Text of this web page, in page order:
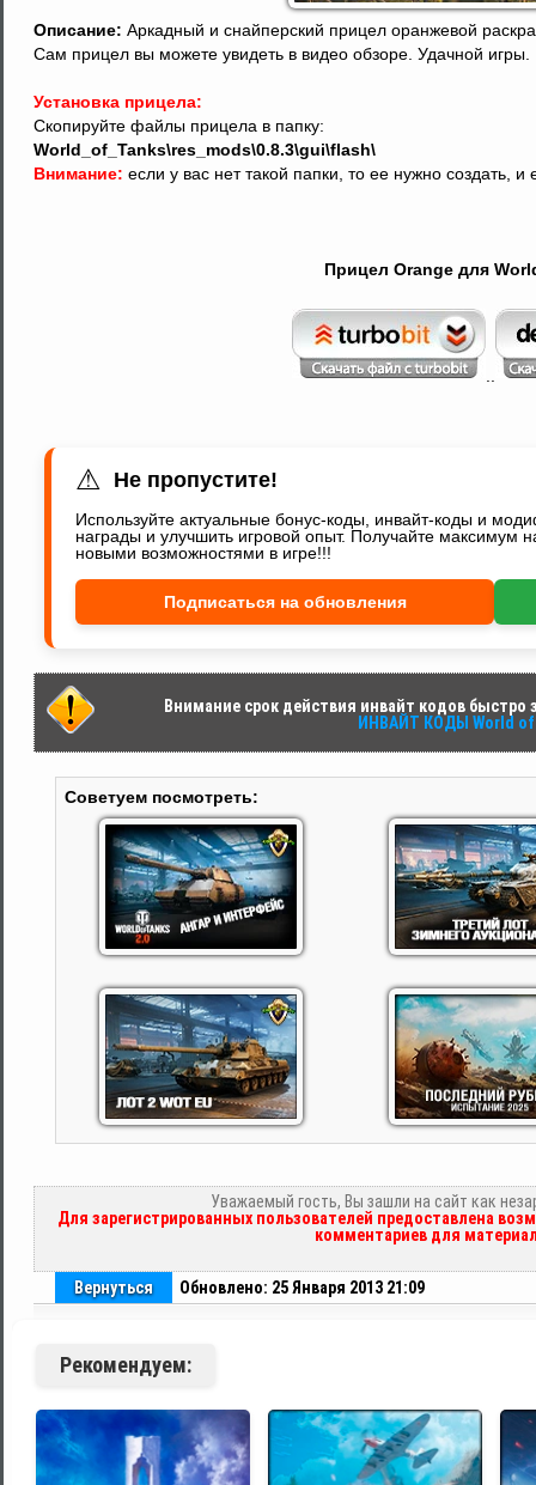
Описание: Аркадный и снайперский прицел оранжевой
Сам прицел вы можете увидеть в видео обзоре. Удачной игры.
Установка прицела:
Скопируйте файлы прицела в папку:
World_of_Tanks\res_mods\0.8.3\gui\flash\
Внимание: если у вас нет такой папки, то ее нужно создать,
Прицел Orange для
⚠ Не пропустите!
Используйте актуальные бонус-коды, инвайт-коды и
награды и улучшить игровой опыт. Получайте максимум
новыми возможностями в игре!!!
Подписаться на обновления
Внимание срок действия инвайт кодов быстро
ИНВАЙТ КОДЫ World
Советуем посмотреть:
Уважаемый гость, Вы зашли на сайт как
Для зарегистрированных пользователей предоставлена
комментариев для
Вернуться Обновлено: 25 Января 2013 21:09
Рекомендуем: